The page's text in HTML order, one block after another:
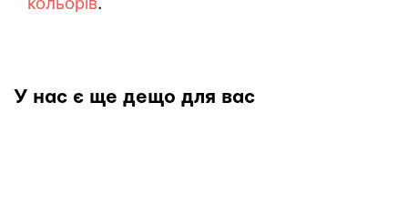
кольорів.
У нас є ще дещо для вас